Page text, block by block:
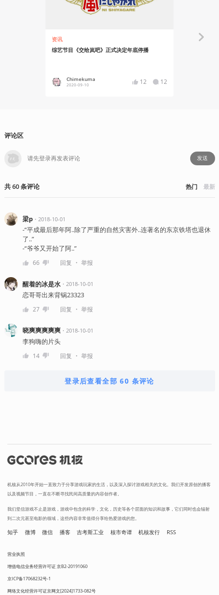
资讯
综艺节目《交给岚吧》正式决定年底停播
Chimekuma
2020-09-10 12 12
评论区
发送
共60条评论 热门 最新
梁p・ 2018-10-01
-“平成最后那年阿..除了严重的自然灾害外..连著名的东京铁塔也退休
了..”
-“爷爷又开始了阿..”
66 回复 ・ 举报
醒着的冰是水・ 2018-10-01
恋哥哥出来背锅23323
27 回复 ・ 举报
晓爽爽爽爽爽・ 2018-10-01
李狗嗨的片头
14 回复 ・ 举报
登录后查看全部 60 条评论
机核从2010年开始一直致力于分享游戏玩家的生活，以及深入探讨游戏相关的文化。我们开发原创的播客
以及视频节目，一直在不断寻找民间高质量的内容创作者。
我们坚信游戏不止是游戏，游戏中包含的科学，文化，历史等各个层面的知识和故事，它们同时也会辐射
到二次元甚至电影的领域，这些内容非常值得分享给热爱游戏的您。
知乎 微博 微信 播客 吉考斯工业 核市奇谭 机核发行 RSS
营业执照
增值电信业务经营许可证 京B2-20191060
京ICP备17068232号-1
网络文化经营许可证京网文[2024]1733-082号